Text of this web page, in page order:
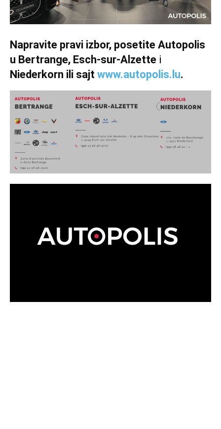
Napravite pravi izbor, posetite Autopolis
u Bertrange, Esch-sur-Alzette i
Niederkorn ili sajt www.autopolis.lu.